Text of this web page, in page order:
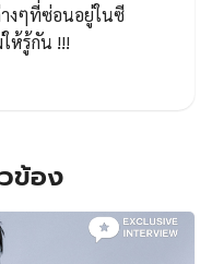
างๆที่ซ่อนอยู่ในซี
ห้รู้กัน !!!
ข้อง